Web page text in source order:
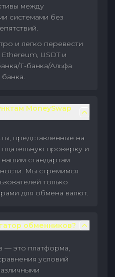
между
системами без
и легко перевести
USDT и
Т-банка/Альфа
MoneySwap
представленные на
проверку и
нашим стандартам
Мы стремимся
только
для обмена валют.
обменников?
— это платформа,
условий